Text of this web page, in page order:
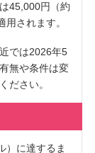
45,000円（約
されます。
では2026年5
無や条件は変
ださい。
）に達するま